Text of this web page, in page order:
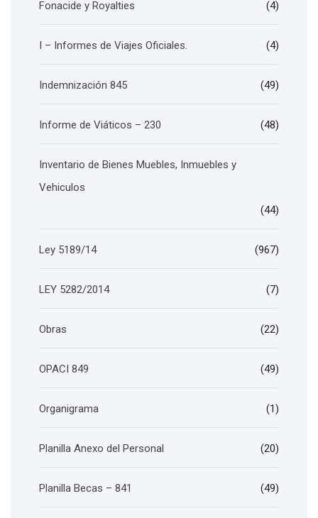
Fonacide y Royalties (4)
I – Informes de Viajes Oficiales. (4)
Indemnización 845 (49)
Informe de Viáticos – 230 (48)
Inventario de Bienes Muebles, Inmuebles y
Vehiculos
(44)
Ley 5189/14 (967)
LEY 5282/2014 (7)
Obras (22)
OPACI 849 (49)
Organigrama (1)
Planilla Anexo del Personal (20)
Planilla Becas – 841 (49)